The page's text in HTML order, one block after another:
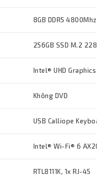
8GB DDR5
256GB SSD M.2
Intel® UHD
Không DVD
USB Calliope
Intel® Wi-Fi® 6
RTL8111K, 1x RJ-45